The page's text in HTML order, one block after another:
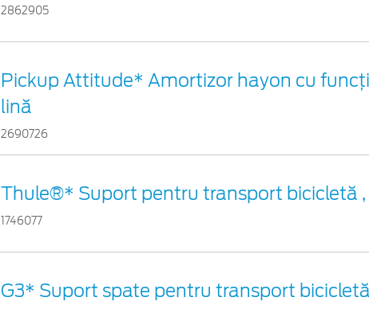
2862905
Pickup Attitude* Amortizor hayon cu
lină
2690726
Thule®* Suport pentru transport bicicletă ,
1746077
G3* Suport spate pentru transport